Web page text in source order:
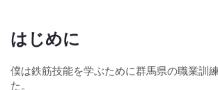
はじめに
僕は鉄筋技能を学ぶために群馬県の職業訓
た。